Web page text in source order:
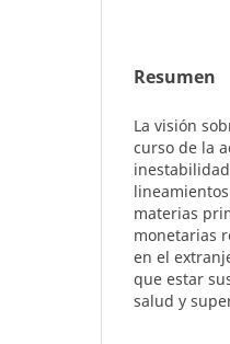
Resumen
La visión
curso de la
materias
monetarias
en el
que estar
salud y